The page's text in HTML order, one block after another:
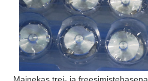
Mainekas trei- ja